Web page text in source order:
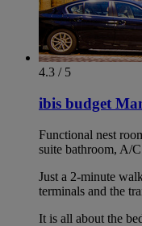
4.3 / 5
ibis budget
Functional nest
suite bathroom, A/
Just a 2-minute
terminals and the
It is all about the